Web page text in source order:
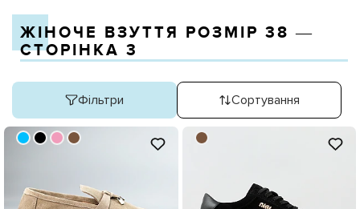
ЖІНОЧЕ ВЗУТТЯ РОЗМІР 38 ―
СТОРІНКА 3
Фільтри Сортування